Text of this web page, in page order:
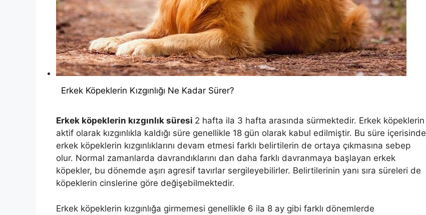
Erkek Köpeklerin Kızgınlığı Ne Kadar Sürer?
Erkek köpeklerin kızgınlık süresi 2 hafta ila 3 hafta arasında sürmektedir. Erkek köpeklerin
aktif olarak kızgınlıkla kaldığı süre genellikle 18 gün olarak kabul edilmiştir. Bu süre içerisinde
erkek köpeklerin kızgınlıklarını devam etmesi farklı belirtilerin de ortaya çıkmasına sebep
olur. Normal zamanlarda davrandıklarını dan daha farklı davranmaya başlayan erkek
köpekler, bu dönemde aşırı agresif tavırlar sergileyebilirler. Belirtilerinin yanı sıra süreleri de
köpeklerin cinslerine göre değişebilmektedir.
Erkek köpeklerin kızgınlığa girmemesi genellikle 6 ila 8 ay gibi farklı dönemlerde